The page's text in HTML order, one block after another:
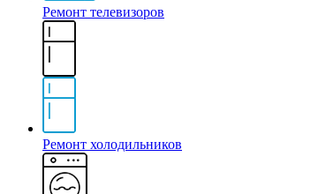
Ремонт телевизоров
Ремонт холодильников